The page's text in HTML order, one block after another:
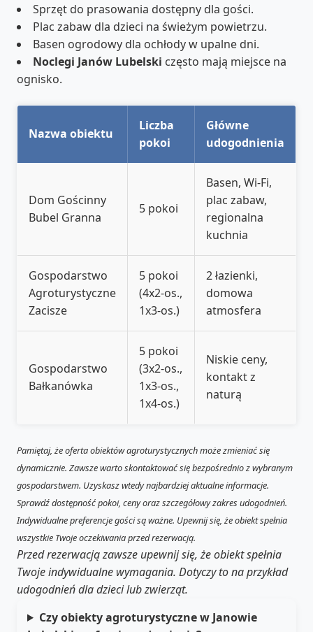
Sprzęt do prasowania dostępny dla gości.
Plac zabaw dla dzieci na świeżym powietrzu.
Basen ogrodowy dla ochłody w upalne dni.
Noclegi Janów Lubelski często mają miejsce na
ognisko.
Nazwa obiektu
Liczba
pokoi
Główne
udogodnienia
Dom Gościnny
Bubel Granna
5 pokoi
Basen, Wi-Fi,
plac zabaw,
regionalna
kuchnia
Gospodarstwo
Agroturystyczne
Zacisze
5 pokoi
(4x2-os.,
1x3-os.)
2 łazienki,
domowa
atmosfera
Gospodarstwo
Bałkanówka
5 pokoi
(3x2-os.,
1x3-os.,
1x4-os.)
Niskie ceny,
kontakt z
naturą
Pamiętaj, że oferta obiektów agroturystycznych może zmieniać się
dynamicznie. Zawsze warto skontaktować się bezpośrednio z wybranym
gospodarstwem. Uzyskasz wtedy najbardziej aktualne informacje.
Sprawdź dostępność pokoi, ceny oraz szczegółowy zakres udogodnień.
Indywidualne preferencje gości są ważne. Upewnij się, że obiekt spełnia
wszystkie Twoje oczekiwania przed rezerwacją.
Przed rezerwacją zawsze upewnij się, że obiekt spełnia
Twoje indywidualne wymagania. Dotyczy to na przykład
udogodnień dla dzieci lub zwierząt.
Czy obiekty agroturystyczne w Janowie